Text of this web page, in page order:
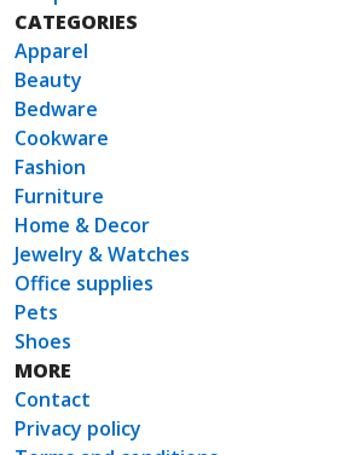
CATEGORIES
Apparel
Beauty
Bedware
Cookware
Fashion
Furniture
Home & Decor
Jewelry & Watches
Office supplies
Pets
Shoes
MORE
Contact
Privacy policy